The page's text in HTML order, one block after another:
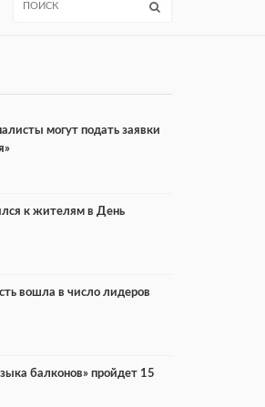
могут подать заявки
к жителям в День
вошла в число лидеров
балконов» пройдет 15